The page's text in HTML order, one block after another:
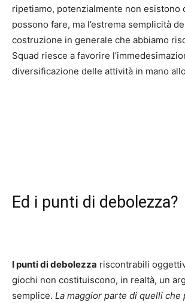
ripetiamo, potenzialmente non esistono
possono fare, ma l’estrema semplicità
costruzione in generale che abbiamo
Squad riesce a favorire
diversificazione delle attività in mano
Ed i punti di debolezza?
I punti di debolezza riscontrabili
giochi non costituiscono, in realtà, un
semplice. La maggior parte di quelli che